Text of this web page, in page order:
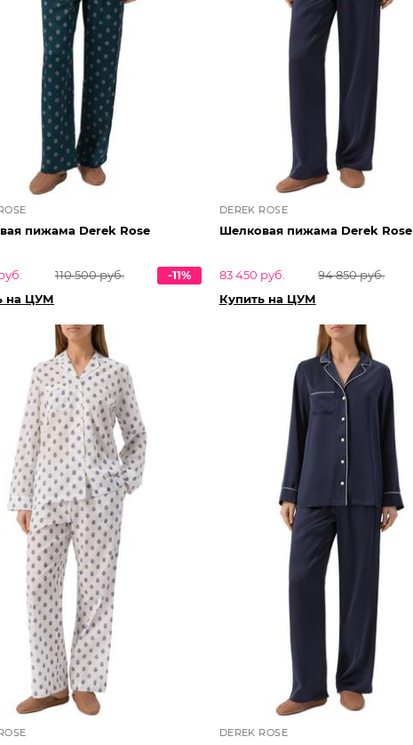
пижама Derek Rose
110 500 руб.
-11%
на ЦУМ
DEREK ROSE
Шелковая пижама Derek Rose
83 450 руб. 94 850 руб.
Купить на ЦУМ
DEREK ROSE